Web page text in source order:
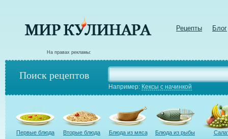
Рецепты Блог
На правах рекламы:
Поиск рецептов
Например: Кексы с начинкой
Первые блюда Вторые блюда Блюда из мяса Блюда из рыбы